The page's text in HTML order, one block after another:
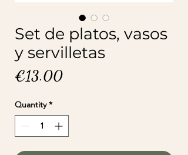
Set de platos, vasos
y servilletas
€13.00Price
Quantity *